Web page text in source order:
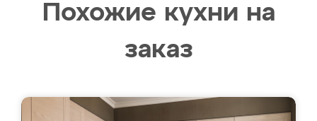
Похожие кухни на
заказ